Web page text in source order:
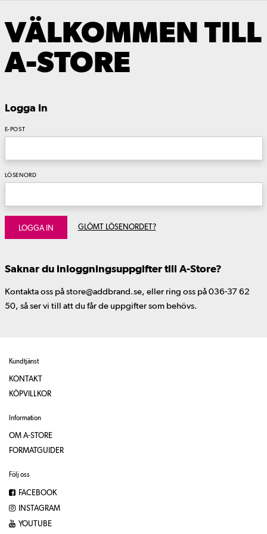
VÄLKOMMEN TILL
A-STORE
Logga In
E-POST
LÖSENORD
LOGGA IN GLÖMT LÖSENORDET?
Saknar du inloggningsuppgifter till A-Store?
Kontakta oss på store@addbrand.se, eller ring oss på 036-37 62
50, så ser vi till att du får de uppgifter som behövs.
Kundtjänst
KONTAKT
KÖPVILLKOR
Information
OM A-STORE
FORMATGUIDER
Följ oss
FACEBOOK
INSTAGRAM
YOUTUBE